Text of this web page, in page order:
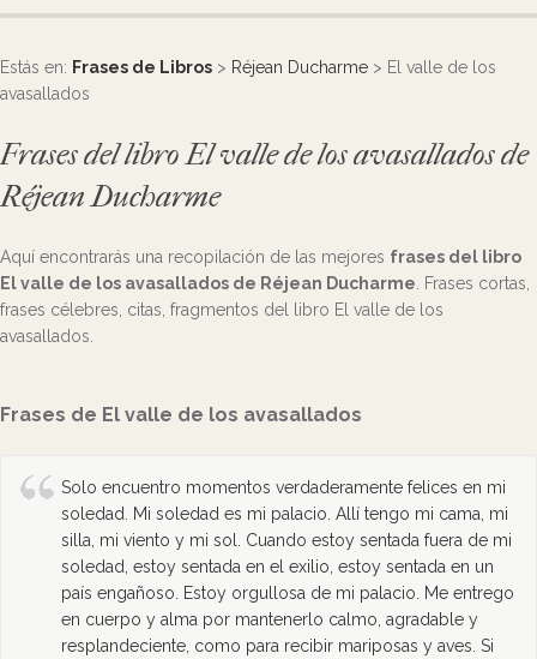
Estás en: Frases de Libros > Réjean Ducharme > El valle de los
avasallados
Frases del libro El valle de los avasallados de
Réjean Ducharme
Aquí encontrarás una recopilación de las mejores frases del libro
El valle de los avasallados de Réjean Ducharme . Frases cortas,
frases célebres, citas, fragmentos del libro El valle de los
avasallados.
Frases de El valle de los avasallados
Solo encuentro momentos verdaderamente felices en mi
soledad. Mi soledad es mi palacio. Allí tengo mi cama, mi
silla, mi viento y mi sol. Cuando estoy sentada fuera de mi
soledad, estoy sentada en el exilio, estoy sentada en un
país engañoso. Estoy orgullosa de mi palacio. Me entrego
en cuerpo y alma por mantenerlo calmo, agradable y
resplandeciente, como para recibir mariposas y aves. Si